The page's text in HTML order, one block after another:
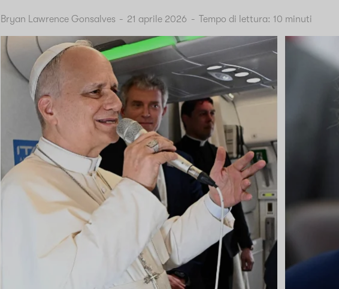
Bryan Lawrence Gonsalves - 21 aprile 2026 - Tempo di lettura: 10 minuti